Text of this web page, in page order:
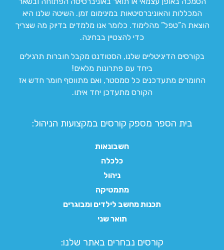
המכללות והאוניברסיטאות במינימום זמן. השיטה שלנו היא
הוצאת ה”טפל” מהלימוד. כלומר אנו מלמדים בדיוק מה שצריך
כדי להצטיין בבחינה.
בקורסים הדיגיטליים שלנו, הסטודנט מקבל חוברות תרגילים
ביחד עם פתרונות מלאים!
החומרים מתעדכנים כל סמסטר, ואם מתווסף חומר חדש אז
הקורס מתעדכן יחד איתו.
בית הספר מספק קורסים במקצועות הניהול:
חשבונאות
כלכלה
ניהול
מתמטיקה
תכנות מחשב לילדים ומבוגרים
תואר שני
קורסים נבחרים באתר שלנו:​